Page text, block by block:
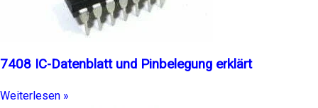
7408 IC-Datenblatt und Pinbelegung erklärt
Weiterlesen »